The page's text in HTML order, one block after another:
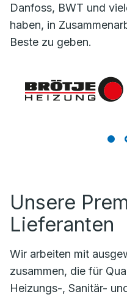
Danfoss, BWT und
haben, in
Beste zu geben.
Unsere
Lieferanten
Wir arbeiten mit
zusammen, die für
Heizungs-, Sanitär-